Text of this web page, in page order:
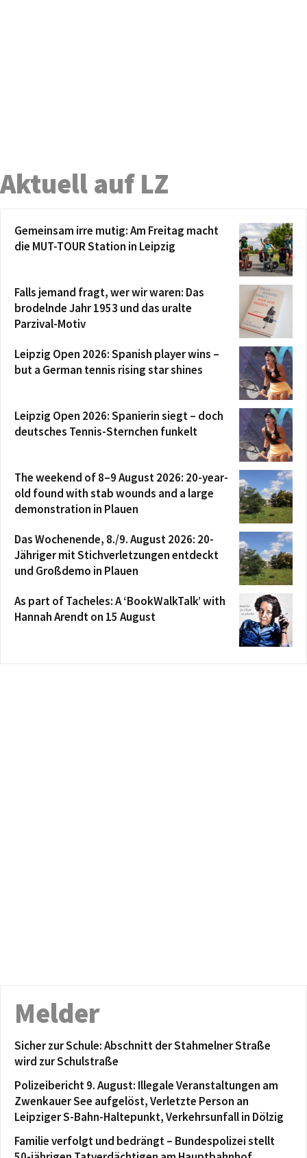
Aktuell auf LZ
Gemeinsam irre mutig: Am Freitag macht
die MUT-TOUR Station in Leipzig
Falls jemand fragt, wer wir waren: Das
brodelnde Jahr 1953 und das uralte
Parzival-Motiv
Leipzig Open 2026: Spanish player wins –
but a German tennis rising star shines
Leipzig Open 2026: Spanierin siegt – doch
deutsches Tennis-Sternchen funkelt
The weekend of 8–9 August 2026: 20-year-
old found with stab wounds and a large
demonstration in Plauen
Das Wochenende, 8./9. August 2026: 20-
Jähriger mit Stichverletzungen entdeckt
und Großdemo in Plauen
As part of Tacheles: A ‘BookWalkTalk’ with
Hannah Arendt on 15 August
Melder
Sicher zur Schule: Abschnitt der Stahmelner Straße
wird zur Schulstraße
Polizeibericht 9. August: Illegale Veranstaltungen am
Zwenkauer See aufgelöst, Verletzte Person an
Leipziger S-Bahn-Haltepunkt, Verkehrsunfall in Dölzig
Familie verfolgt und bedrängt – Bundespolizei stellt